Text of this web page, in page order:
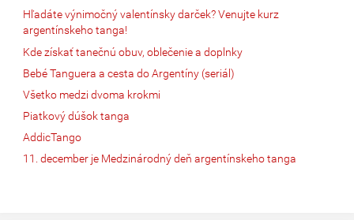
Hľadáte výnimočný valentínsky darček? Venujte kurz
argentínskeho tanga!
Kde získať tanečnú obuv, oblečenie a doplnky
Bebé Tanguera a cesta do Argentíny (seriál)
Všetko medzi dvoma krokmi
Piatkový dúšok tanga
AddicTango
11. december je Medzinárodný deň argentínskeho tanga